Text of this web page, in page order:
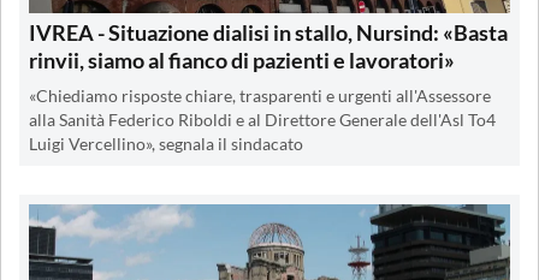
IVREA - Situazione dialisi in stallo, Nursind: «Basta
rinvii, siamo al fianco di pazienti e lavoratori»
«Chiediamo risposte chiare, trasparenti e urgenti all'Assessore
alla Sanità Federico Riboldi e al Direttore Generale dell'Asl To4
Luigi Vercellino», segnala il sindacato